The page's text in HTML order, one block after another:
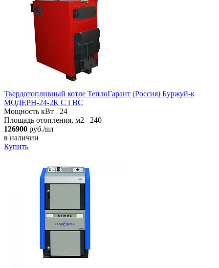
Твердотопливный котле ТеплоГарант (Россия) Буржуй-к
МОДЕРН-24-2К С ГВС
Мощность кВт
24
Площадь отопления, м2
240
126900 руб./шт
в наличии
Купить